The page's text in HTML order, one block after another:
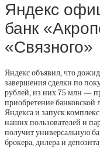
Яндекс
банк
«Связного»
Яндекс объявил, что
завершения сделки по
рублей, из них 75 млн —
приобретение банковской
Яндекса и запуск
наших пользователей и
получит универсальную
брокера, дилера и